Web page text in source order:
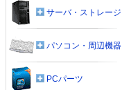
サーバ・ストレージ
パソコン・周辺機器
PCパーツ